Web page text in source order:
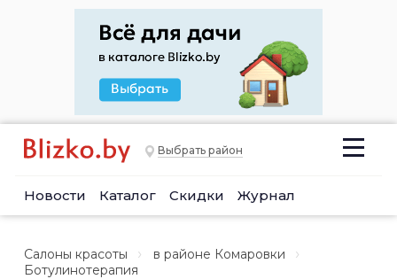
Выбрать район
Новости Каталог Скидки Журнал
Салоны красоты
в районе Комаровки
Ботулинотерапия